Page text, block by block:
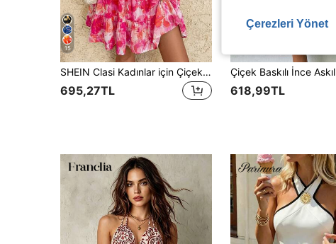
15
SHEIN Clasi Kadınlar için Çiçek Desenli, Önden Bağlamalı Elbise, Plaj Tatili İçin Uygun
695,27TL 618,99TL
Çerezleri Yönet